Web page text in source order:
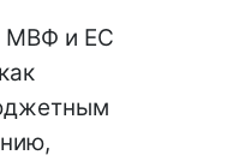
МВФ и ЕС